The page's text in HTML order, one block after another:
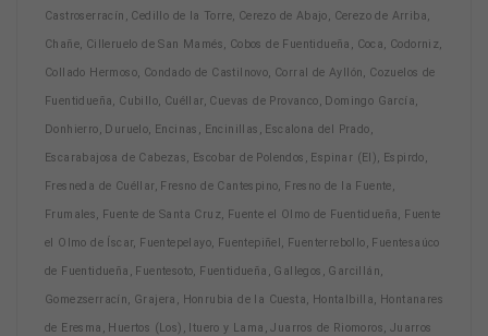
Castroserracín, Cedillo de la Torre, Cerezo de Abajo, Cerezo de Arriba,
Chañe, Cilleruelo de San Mamés, Cobos de Fuentidueña, Coca, Codorniz,
Collado Hermoso, Condado de Castilnovo, Corral de Ayllón, Cozuelos de
Fuentidueña, Cubillo, Cuéllar, Cuevas de Provanco, Domingo García,
Donhierro, Duruelo, Encinas, Encinillas, Escalona del Prado,
Escarabajosa de Cabezas, Escobar de Polendos, Espinar (El), Espirdo,
Fresneda de Cuéllar, Fresno de Cantespino, Fresno de la Fuente,
Frumales, Fuente de Santa Cruz, Fuente el Olmo de Fuentidueña, Fuente
el Olmo de Íscar, Fuentepelayo, Fuentepiñel, Fuenterrebollo, Fuentesaúco
de Fuentidueña, Fuentesoto, Fuentidueña, Gallegos, Garcillán,
Gomezserracín, Grajera, Honrubia de la Cuesta, Hontalbilla, Hontanares
de Eresma, Huertos (Los), Ituero y Lama, Juarros de Riomoros, Juarros